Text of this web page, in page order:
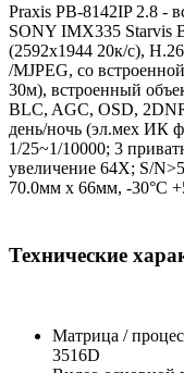
Praxis PB-8142IP 2.8 -
SONY IMX335 Starvis
(2592x1944 20к/с),
/MJPEG, со
30м), встроенный
BLC, AGC, OSD,
день/ночь (эл.мех ИК
1/25~1/10000; 3
увеличение 64X; S/
70.0мм x 66мм, -30°С
Технические
Матрица /
3516D